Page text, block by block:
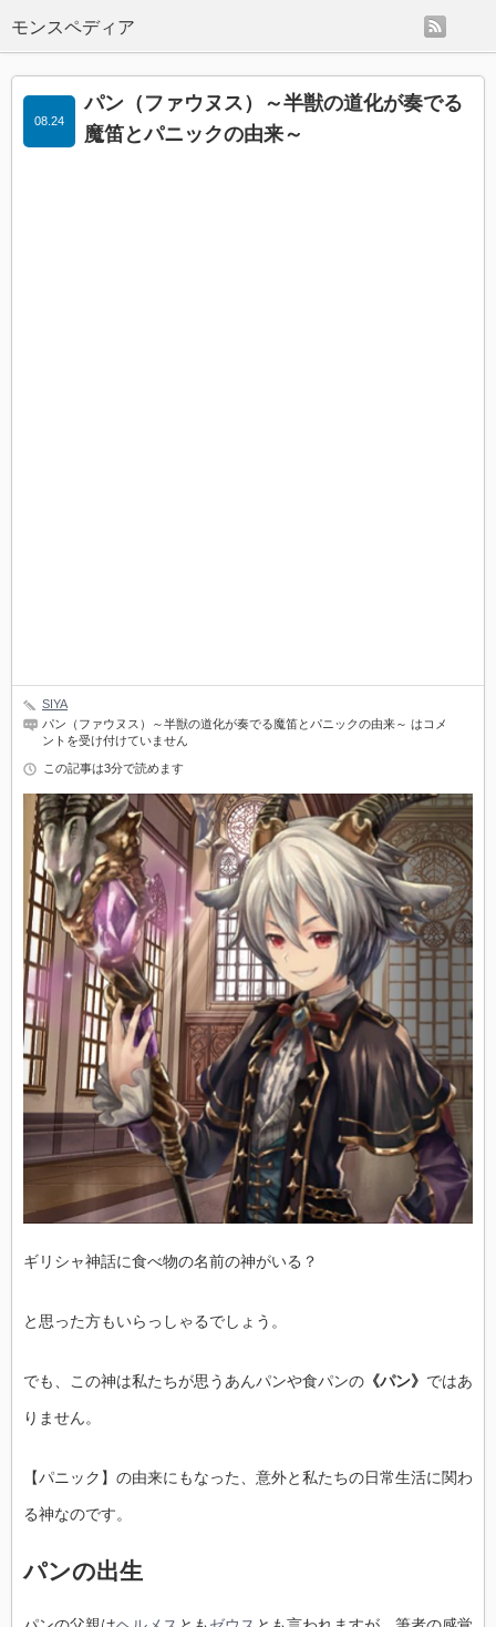
モンスペディア
パン（ファウヌス）～半獣の道化が奏でる
魔笛とパニックの由来～
08.24
SIYA
パン（ファウヌス）～半獣の道化が奏でる魔笛とパニックの由来～ は コメ
ントを受け付けていません
この記事は3分で読めます
ギリシャ神話に食べ物の名前の神がいる？
と思った方もいらっしゃるでしょう。
でも、この神は私たちが思うあんパンや食パンの 《パン》 ではあ
りません。
【パニック】の由来にもなった、意外と私たちの日常生活に関わ
る神なのです。
パンの出生